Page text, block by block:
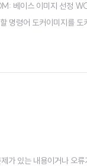
베이스 이미지 선정
령어 도커이미지를 도
가 있는 내용이거나 오